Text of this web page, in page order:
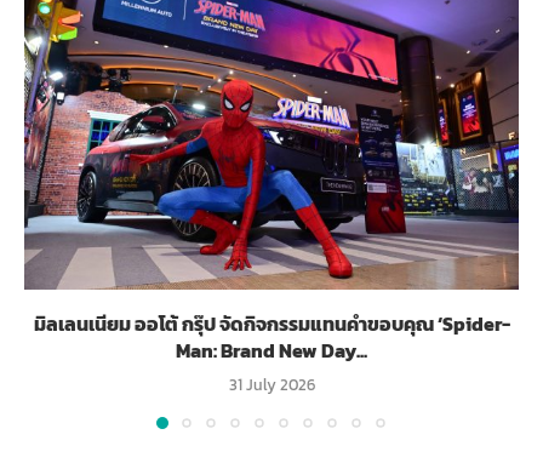
มิลเลนเนียม ออโต้ กรุ๊ป จัดกิจกรรมแทนคำขอบคุณ ‘Spider-
Man: Brand New Day...
31 July 2026